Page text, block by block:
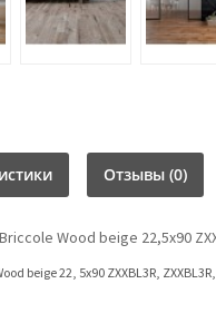
Отзывы (0)
Wood beige 22,5x90
beige 22, 5x90 ZXXBL3R, ZXXBL3R,